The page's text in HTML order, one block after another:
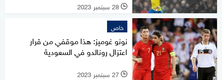
l 28 سبتمبر 2023
خاص
نونو غوميز: هذا موقفي من قرار
اعتزال رونالدو في السعودية
l 27 سبتمبر 2023